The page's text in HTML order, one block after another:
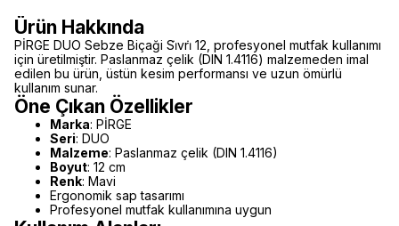
Ürün Hakkında
PİRGE DUO Sebze Biçaği Si̇vri̇ 12, profesyonel mutfak kullanımı
için üretilmiştir. Paslanmaz çelik (DIN 1.4116) malzemeden imal
edilen bu ürün, üstün kesim performansı ve uzun ömürlü
kullanım sunar.
Öne Çıkan Özellikler
Marka: PİRGE
Seri: DUO
Malzeme: Paslanmaz çelik (DIN 1.4116)
Boyut: 12 cm
Renk: Mavi
Ergonomik sap tasarımı
Profesyonel mutfak kullanımına uygun